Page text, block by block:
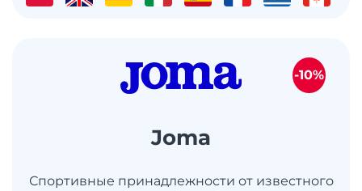
Joma
Спортивные принадлежности от известного
-10%